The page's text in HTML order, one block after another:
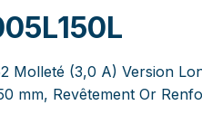
Molleté (3,0 A) Version
mm, Revêtement Or